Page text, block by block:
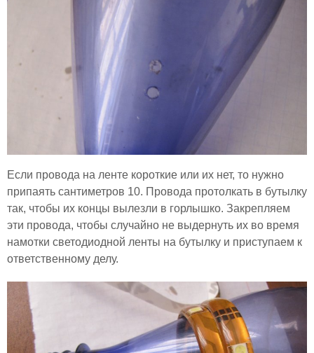
Если провода на ленте короткие или их нет, то нужно
припаять сантиметров 10. Провода протолкать в бутылку
так, чтобы их концы вылезли в горлышко. Закрепляем
эти провода, чтобы случайно не выдернуть их во время
намотки светодиодной ленты на бутылку и приступаем к
ответственному делу.